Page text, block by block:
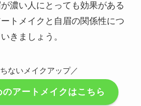
濃い人にとっても効果がある
トメイクと自眉の関係性につ
きましょう。
ないメイクアップ／
のアートメイクはこちら